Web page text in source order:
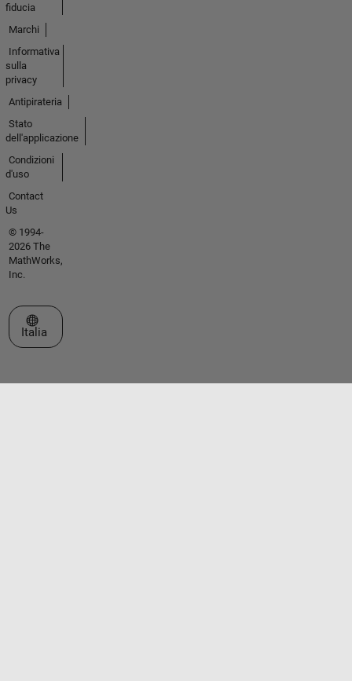
fiducia
Marchi
Informativa
sulla
privacy
Antipirateria
Stato
dell'applicazione
Condizioni
d'uso
Contact
Us
© 1994-
2026 The
MathWorks,
Inc.
Seleziona un sito web
Italia